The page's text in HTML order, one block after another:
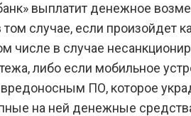
выплатит денежное
случае, если произойдет
числе в случае
либо если мобильное
вредоносным ПО, которое
на ней денежные